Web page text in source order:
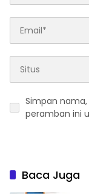
Simpan
peramban ini
Baca Juga